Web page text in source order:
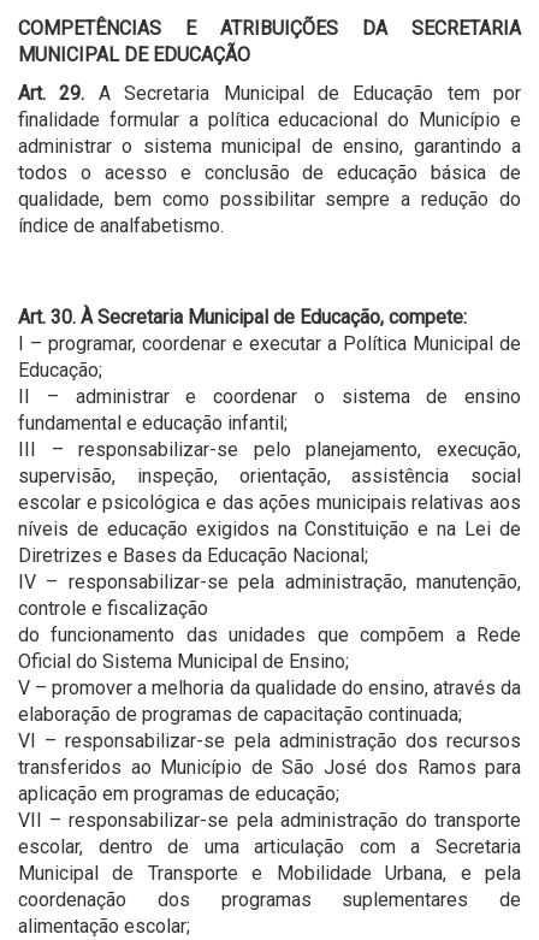
COMPETÊNCIAS E ATRIBUIÇÕES DA SECRETARIA
MUNICIPAL DE EDUCAÇÃO
Art. 29. A Secretaria Municipal de Educação tem por
finalidade formular a política educacional do Município e
administrar o sistema municipal de ensino, garantindo a
todos o acesso e conclusão de educação básica de
qualidade, bem como possibilitar sempre a redução do
índice de analfabetismo.
Art. 30. À Secretaria Municipal de Educação, compete:
I – programar, coordenar e executar a Política Municipal de
Educação;
II – administrar e coordenar o sistema de ensino
fundamental e educação infantil;
III – responsabilizar-se pelo planejamento, execução,
supervisão, inspeção, orientação, assistência social
escolar e psicológica e das ações municipais relativas aos
níveis de educação exigidos na Constituição e na Lei de
Diretrizes e Bases da Educação Nacional;
IV – responsabilizar-se pela administração, manutenção,
controle e fiscalização
do funcionamento das unidades que compõem a Rede
Oficial do Sistema Municipal de Ensino;
V – promover a melhoria da qualidade do ensino, através da
elaboração de programas de capacitação continuada;
VI – responsabilizar-se pela administração dos recursos
transferidos ao Município de São José dos Ramos para
aplicação em programas de educação;
VII – responsabilizar-se pela administração do transporte
escolar, dentro de uma articulação com a Secretaria
Municipal de Transporte e Mobilidade Urbana, e pela
coordenação dos programas suplementares de
alimentação escolar;